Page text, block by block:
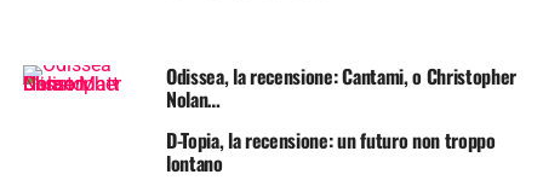
Odissea, la recensione: Cantami, o Christopher
Nolan…
D-Topia, la recensione: un futuro non troppo
lontano